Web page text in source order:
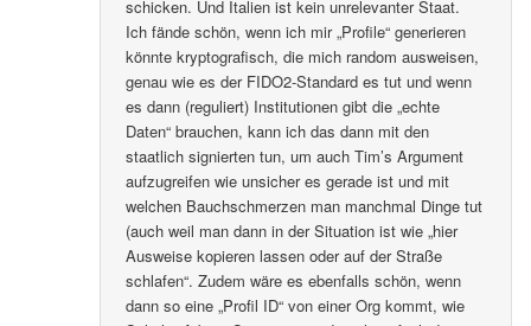
schicken. Und Italien ist kein unrelevanter Staat.
Ich fände schön, wenn ich mir „Profile“ generieren
könnte kryptografisch, die mich random ausweisen,
genau wie es der FIDO2-Standard es tut und wenn
es dann (reguliert) Institutionen gibt die „echte
Daten“ brauchen, kann ich das dann mit den
staatlich signierten tun, um auch Tim’s Argument
aufzugreifen wie unsicher es gerade ist und mit
welchen Bauchschmerzen man manchmal Dinge tut
(auch weil man dann in der Situation ist wie „hier
Ausweise kopieren lassen oder auf der Straße
schlafen“. Zudem wäre es ebenfalls schön, wenn
dann so eine „Profil ID“ von einer Org kommt, wie